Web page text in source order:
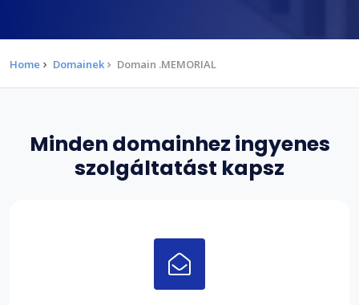
Home Domainek Domain .MEMORIAL
Minden domainhez ingyenes
szolgáltatást kapsz